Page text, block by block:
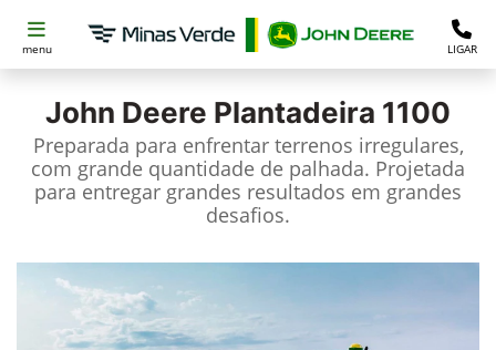
menu LIGAR
John Deere Plantadeira 1100
Preparada para enfrentar terrenos irregulares,
com grande quantidade de palhada. Projetada
para entregar grandes resultados em grandes
desafios.